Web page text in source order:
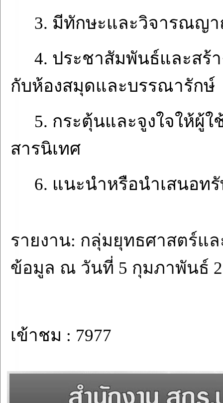
3. มีทักษะและวิจารณญ
4. ประชาสัมพันธ์และสร้
กับห้องสมุดและบรรณารักษ์
5. กระตุ้นและจูงใจให้ผู้
สารนิเทศ
6. แนะนำหรือนำเสนอท
รายงาน: กลุ่มยุทธศาสตร์แ
ข้อมูล ณ วันที่ 5 กุมภาพันธ์
เข้าชม : 7977